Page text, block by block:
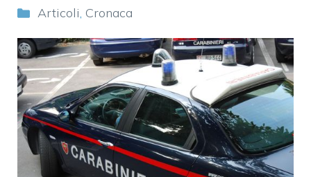
Categorie
Articoli, Cronaca